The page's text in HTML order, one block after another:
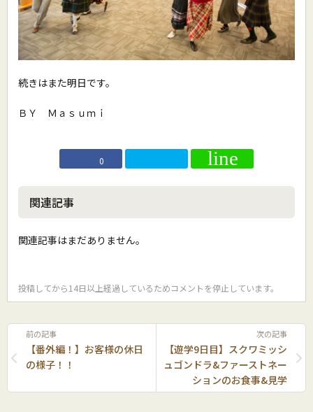
続きはまた明日です。
ＢＹ Ｍａｓｕｍｉ
0
関連記事
関連記事はまだありません。
投稿してから14日以上経過しているためコメントを停止しています。
前の記事
【番外編！】お客様の休日
の様子！！
次の記事
【遊学9日目】スクワミッシ
ュゴンドラ&ファーストネー
ションのお食事&見学